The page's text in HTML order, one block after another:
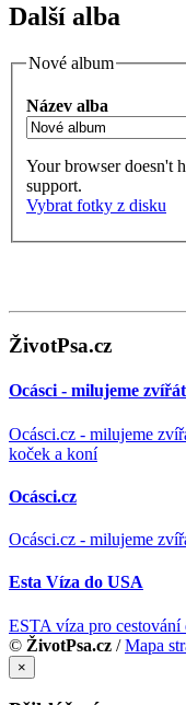
Další alba
Nové album
Název alba
Your browser doesn't
support.
Vybrat fotky z disku
ŽivotPsa.cz
Ocásci - milujeme
Ocásci.cz - milujeme
koček a koní
Ocásci.cz
Ocásci.cz - milujeme
Esta Víza do USA
ESTA víza pro
© ŽivotPsa.cz /Mapa
×